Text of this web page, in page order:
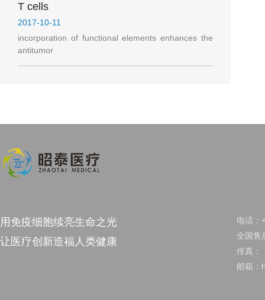
T cells
2017-10-11
incorporation of functional elements enhances the
antitumor
用免疫细胞续亮生命之光
让医疗创新造福人类健康
电话：
全国售
传真：
邮箱：